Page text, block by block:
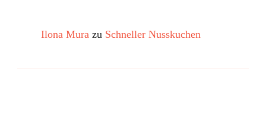
Ilona Mura zu Schneller Nusskuchen